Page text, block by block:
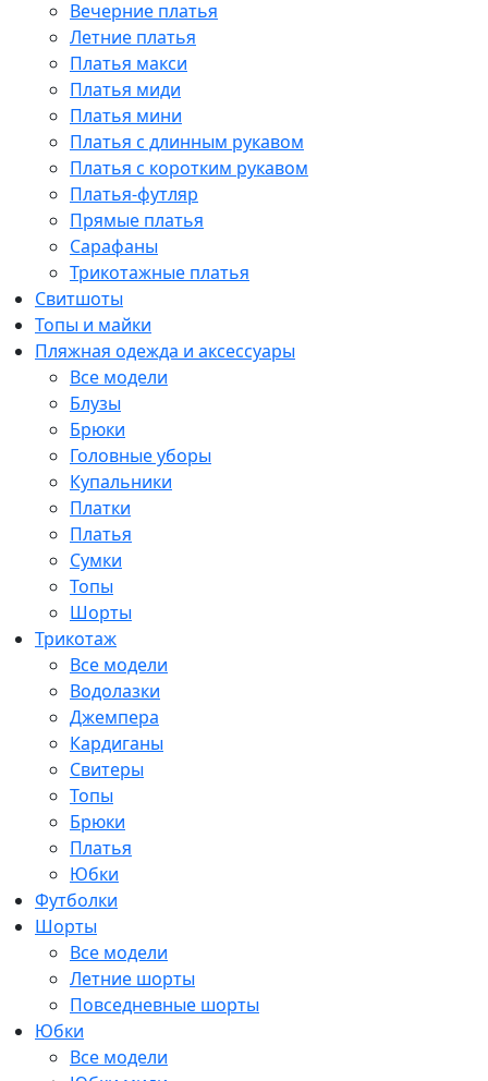
Вечерние платья
Летние платья
Платья макси
Платья миди
Платья мини
Платья с длинным рукавом
Платья с коротким рукавом
Платья-футляр
Прямые платья
Сарафаны
Трикотажные платья
Свитшоты
Топы и майки
Пляжная одежда и аксессуары
Все модели
Блузы
Брюки
Головные уборы
Купальники
Платки
Платья
Сумки
Топы
Шорты
Трикотаж
Все модели
Водолазки
Джемпера
Кардиганы
Свитеры
Топы
Брюки
Платья
Юбки
Футболки
Шорты
Все модели
Летние шорты
Повседневные шорты
Юбки
Все модели